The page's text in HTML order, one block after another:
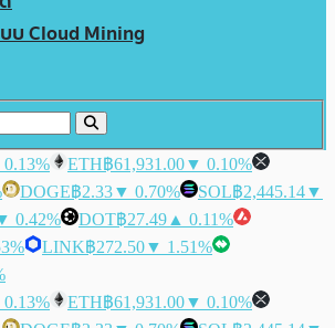
บ Cloud Mining
ETH฿61,931.00▼ 0.10%
DOGE฿2.33▼ 0.70% SOL฿2,445.14▼
0.42% DOT฿27.49 ▲ 0.11%
LINK฿272.50▼ 1.51%
ETH฿61,931.00▼ 0.10%